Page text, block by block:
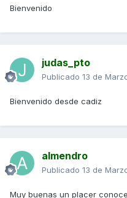
Bienvenido
judas_pto
Publicado 13 de
Bienvenido desde cadiz
almendro
Publicado 13 de
Muy buenas un placer